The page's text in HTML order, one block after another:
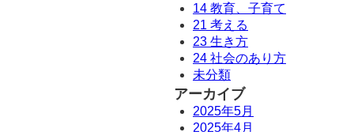
14 教育、子育て
21 考える
23 生き方
24 社会のあり方
未分類
アーカイブ
2025年5月
2025年4月